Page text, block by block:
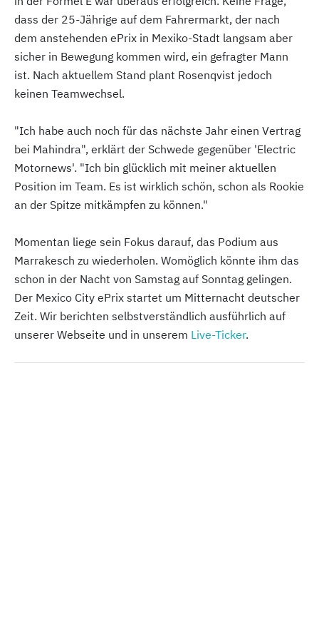
dass der 25-Jährige auf dem Fahrermarkt, der nach
dem anstehenden ePrix in Mexiko-Stadt langsam aber
sicher in Bewegung kommen wird, ein gefragter Mann
ist. Nach aktuellem Stand plant Rosenqvist jedoch
keinen Teamwechsel.
"Ich habe auch noch für das nächste Jahr einen Vertrag
bei Mahindra", erklärt der Schwede gegenüber 'Electric
Motornews'. "Ich bin glücklich mit meiner aktuellen
Position im Team. Es ist wirklich schön, schon als Rookie
an der Spitze mitkämpfen zu können."
Momentan liege sein Fokus darauf, das Podium aus
Marrakesch zu wiederholen. Womöglich könnte ihm das
schon in der Nacht von Samstag auf Sonntag gelingen.
Der Mexico City ePrix startet um Mitternacht deutscher
Zeit. Wir berichten selbstverständlich ausführlich auf
unserer Webseite und in unserem Live-Ticker.